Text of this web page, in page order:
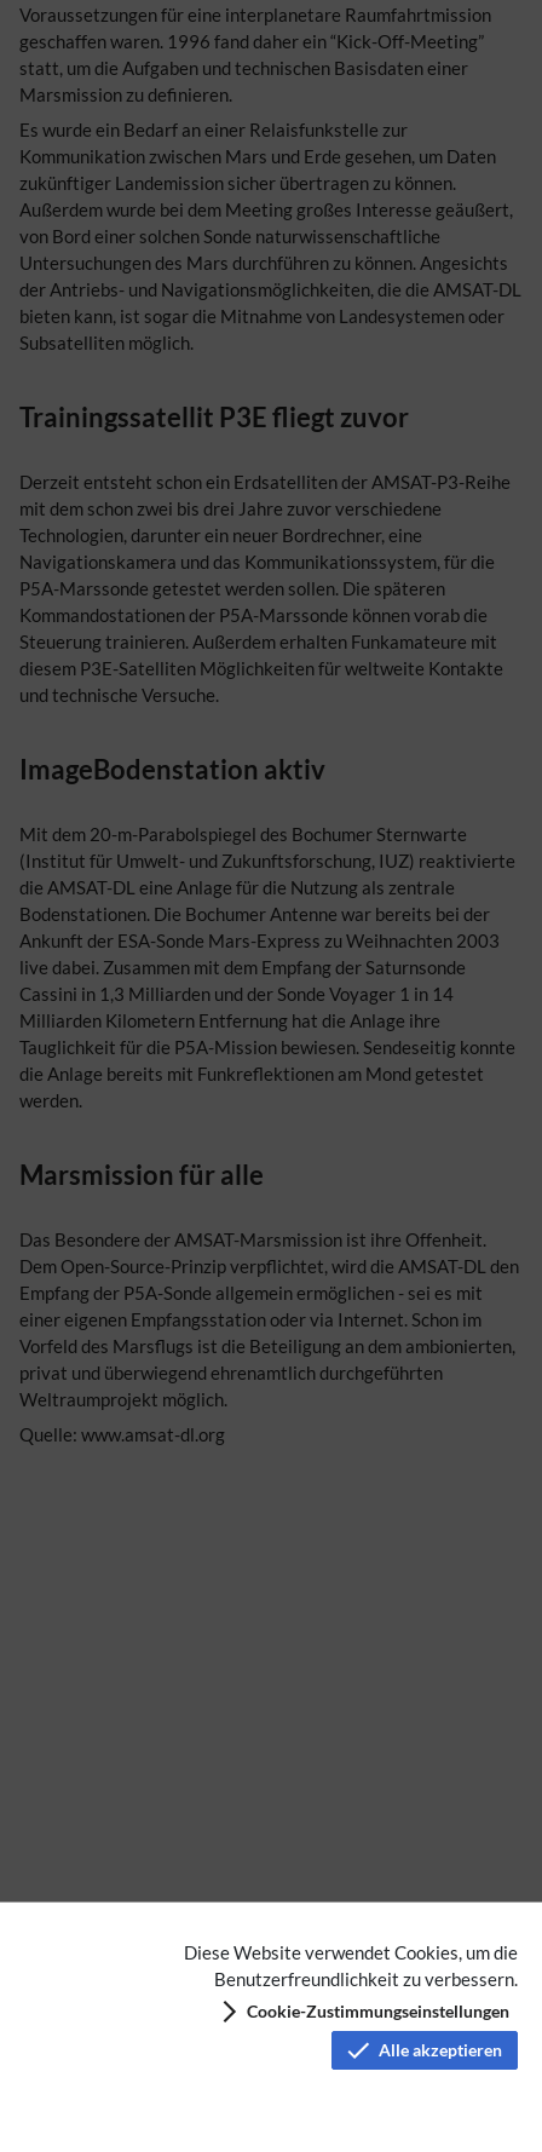
Diese Website verwendet Cookies, um die
Benutzerfreundlichkeit zu verbessern.
Cookie-Zustimmungseinstellungen
Alle akzeptieren
Voraussetzungen für eine interplanetare Raumfahrtmission
geschaffen waren. 1996 fand daher ein “Kick-Off-Meeting”
statt, um die Aufgaben und technischen Basisdaten einer
Marsmission zu definieren.
Es wurde ein Bedarf an einer Relaisfunkstelle zur
Kommunikation zwischen Mars und Erde gesehen, um Daten
zukünftiger Landemission sicher übertragen zu können.
Außerdem wurde bei dem Meeting großes Interesse geäußert,
von Bord einer solchen Sonde naturwissenschaftliche
Untersuchungen des Mars durchführen zu können. Angesichts
der Antriebs- und Navigationsmöglichkeiten, die die AMSAT-DL
bieten kann, ist sogar die Mitnahme von Landesystemen oder
Subsatelliten möglich.
Trainingssatellit P3E fliegt zuvor
Derzeit entsteht schon ein Erdsatelliten der AMSAT-P3-Reihe
mit dem schon zwei bis drei Jahre zuvor verschiedene
Technologien, darunter ein neuer Bordrechner, eine
Navigationskamera und das Kommunikationssystem, für die
P5A-Marssonde getestet werden sollen. Die späteren
Kommandostationen der P5A-Marssonde können vorab die
Steuerung trainieren. Außerdem erhalten Funkamateure mit
diesem P3E-Satelliten Möglichkeiten für weltweite Kontakte
und technische Versuche.
ImageBodenstation aktiv
Mit dem 20-m-Parabolspiegel des Bochumer Sternwarte
(Institut für Umwelt- und Zukunftsforschung, IUZ) reaktivierte
die AMSAT-DL eine Anlage für die Nutzung als zentrale
Bodenstationen. Die Bochumer Antenne war bereits bei der
Ankunft der ESA-Sonde Mars-Express zu Weihnachten 2003
live dabei. Zusammen mit dem Empfang der Saturnsonde
Cassini in 1,3 Milliarden und der Sonde Voyager 1 in 14
Milliarden Kilometern Entfernung hat die Anlage ihre
Tauglichkeit für die P5A-Mission bewiesen. Sendeseitig konnte
die Anlage bereits mit Funkreflektionen am Mond getestet
werden.
Marsmission für alle
Das Besondere der AMSAT-Marsmission ist ihre Offenheit.
Dem Open-Source-Prinzip verpflichtet, wird die AMSAT-DL den
Empfang der P5A-Sonde allgemein ermöglichen - sei es mit
einer eigenen Empfangsstation oder via Internet. Schon im
Vorfeld des Marsflugs ist die Beteiligung an dem ambionierten,
privat und überwiegend ehrenamtlich durchgeführten
Weltraumprojekt möglich.
Quelle: www.amsat-dl.org